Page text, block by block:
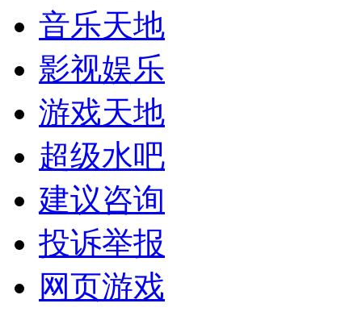
音乐天地
影视娱乐
游戏天地
超级水吧
建议咨询
投诉举报
网页游戏